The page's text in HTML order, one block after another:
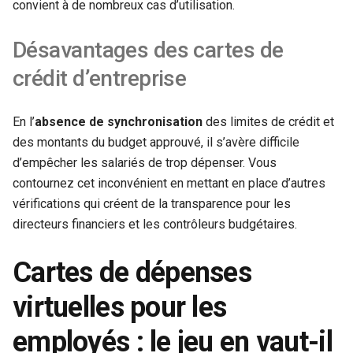
convient à de nombreux cas d’utilisation.
Désavantages des cartes de
crédit d’entreprise
En l’absence de synchronisation des limites de crédit et
des montants du budget approuvé, il s’avère difficile
d’empêcher les salariés de trop dépenser. Vous
contournez cet inconvénient en mettant en place d’autres
vérifications qui créent de la transparence pour les
directeurs financiers et les contrôleurs budgétaires.
Cartes de dépenses
virtuelles pour les
employés : le jeu en vaut-il